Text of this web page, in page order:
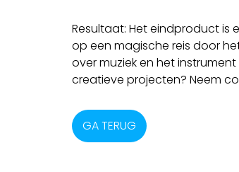
Resultaat: Het eindproduct is
op een magische reis door
over muziek en het
creatieve projecten? Neem
GA TERUG